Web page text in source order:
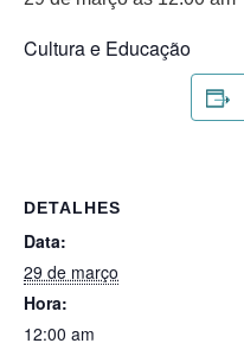
Cultura e Educação
DETALHES
Data:
29 de março
Hora:
12:00 am